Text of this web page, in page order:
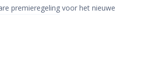
premieregeling voor het nieuwe